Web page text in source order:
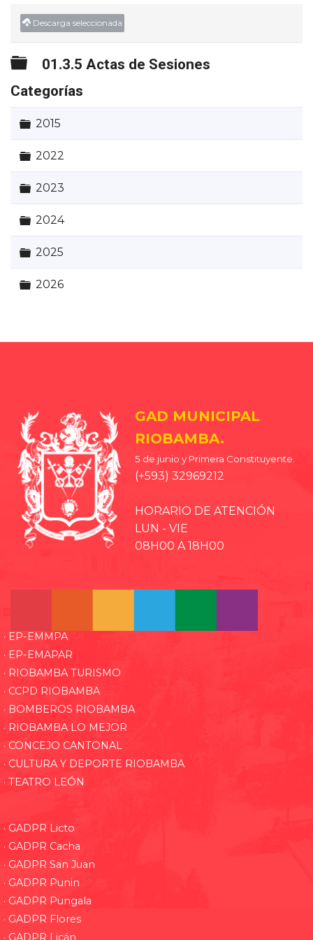
Descarga seleccionada
Carpeta
01.3.5 Actas de Sesiones
Categorías
Carpeta
2015
Carpeta
2022
Carpeta
2023
Carpeta
2024
Carpeta
2025
Carpeta
2026
GAD MUNICIPAL
RIOBAMBA.
5 de junio y Primera Constituyente.
(+593) 32969212
HORARIO DE ATENCIÓN
LUN - VIE
08H00 A 18H00
· EP-EMMPA
· EP-EMAPAR
· RIOBAMBA TURISMO
· CCPD RIOBAMBA
· BOMBEROS RIOBAMBA
· RIOBAMBA LO MEJOR
· CONCEJO CANTONAL
· CULTURA Y DEPORTE RIOBAMBA
· TEATRO LEÓN
· GADPR Licto
· GADPR Cacha
· GADPR San Juan
· GADPR Punin
· GADPR Pungala
· GADPR Flores
· GADPR Licán